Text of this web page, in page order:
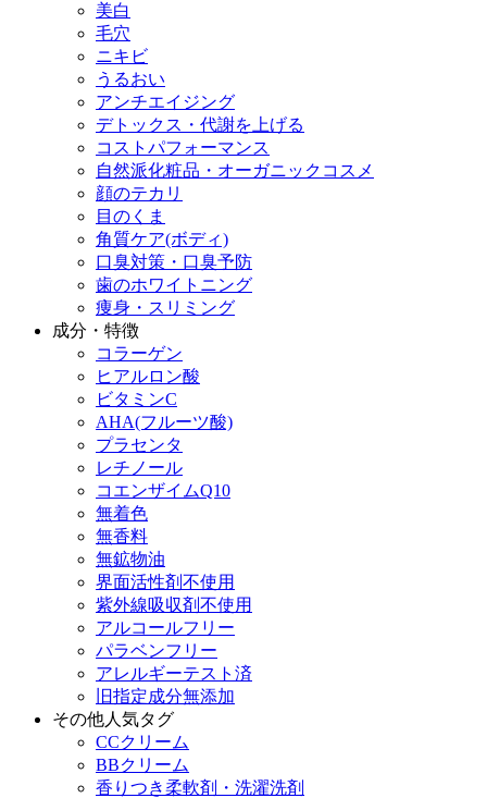
美白
毛穴
ニキビ
うるおい
アンチエイジング
デトックス・代謝を上げる
コストパフォーマンス
自然派化粧品・オーガニックコスメ
顔のテカリ
目のくま
角質ケア(ボディ)
口臭対策・口臭予防
歯のホワイトニング
痩身・スリミング
成分・特徴
コラーゲン
ヒアルロン酸
ビタミンC
AHA(フルーツ酸)
プラセンタ
レチノール
コエンザイムQ10
無着色
無香料
無鉱物油
界面活性剤不使用
紫外線吸収剤不使用
アルコールフリー
パラベンフリー
アレルギーテスト済
旧指定成分無添加
その他人気タグ
CCクリーム
BBクリーム
香りつき柔軟剤・洗濯洗剤